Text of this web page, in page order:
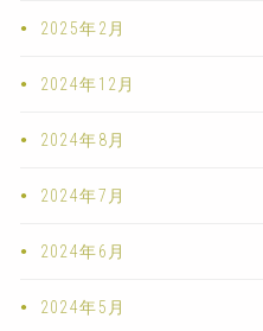
2025年2月
2024年12月
2024年8月
2024年7月
2024年6月
2024年5月